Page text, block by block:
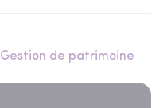
Gestion de patrimoine